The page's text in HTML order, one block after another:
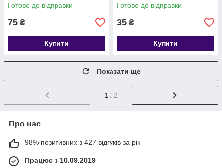
Готово до відправки
75 ₴
Купити
Готово до відправки
35 ₴
Купити
Показати ще
1 / 2
Про нас
98% позитивних з 427 відгуків за рік
Працює з 10.09.2019